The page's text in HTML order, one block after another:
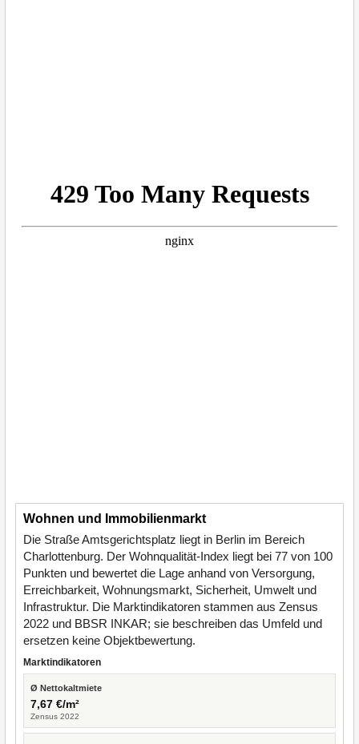
Wohnen und Immobilienmarkt
Die Straße Amtsgerichtsplatz liegt in Berlin im Bereich
Charlottenburg. Der Wohnqualität-Index liegt bei 77 von 100
Punkten und bewertet die Lage anhand von Versorgung,
Erreichbarkeit, Wohnungsmarkt, Sicherheit, Umwelt und
Infrastruktur. Die Marktindikatoren stammen aus Zensus
2022 und BBSR INKAR; sie beschreiben das Umfeld und
ersetzen keine Objektbewertung.
Marktindikatoren
Ø Nettokaltmiete
7,67 €/m²
Zensus 2022